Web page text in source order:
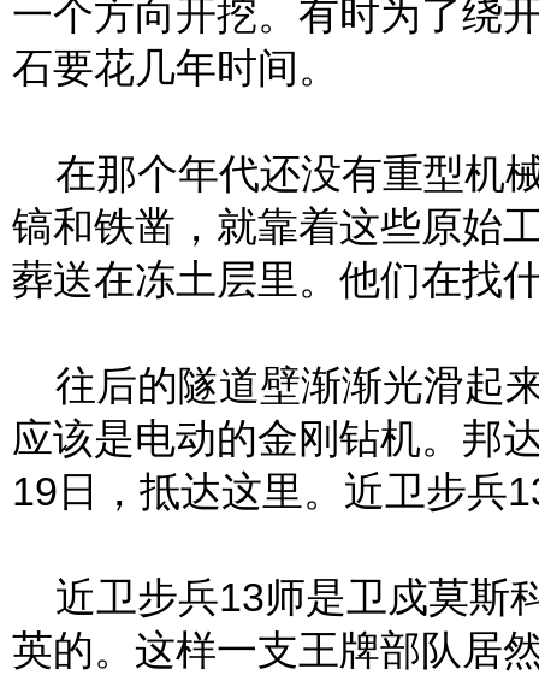
一个方向开挖。有时为了绕
石要花几年时间。
在那个年代还没有重型机
镐和铁凿，就靠着这些原始
葬送在冻土层里。他们在找
往后的隧道壁渐渐光滑起
应该是电动的金刚钻机。邦
19日，抵达这里。近卫步兵
近卫步兵13师是卫戍莫斯
英的。这样一支王牌部队居